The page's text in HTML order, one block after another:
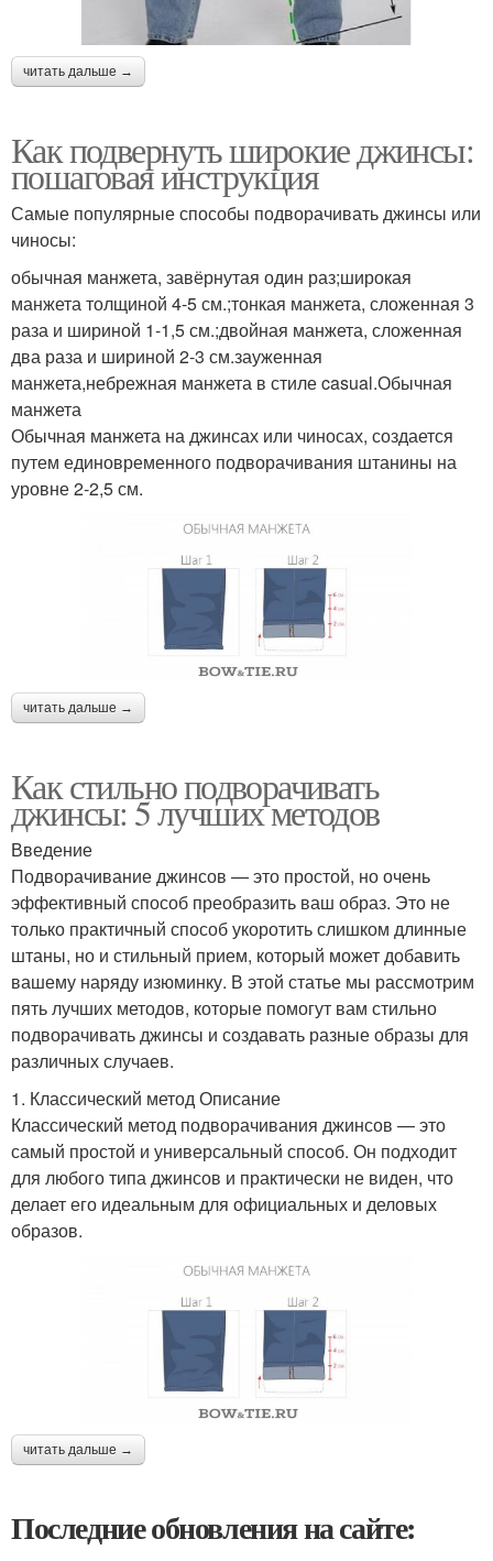
читать дальше →
Как подвернуть широкие джинсы:
пошаговая инструкция
Самые популярные способы подворачивать джинсы или
чиносы:
обычная манжета, завёрнутая один раз;широкая
манжета толщиной 4-5 см.;тонкая манжета, сложенная 3
раза и шириной 1-1,5 см.;двойная манжета, сложенная
два раза и шириной 2-3 см.зауженная
манжета,небрежная манжета в стиле casual.Обычная
манжета
Обычная манжета на джинсах или чиносах, создается
путем единовременного подворачивания штанины на
уровне 2-2,5 см.
читать дальше →
Как стильно подворачивать
джинсы: 5 лучших методов
Введение
Подворачивание джинсов — это простой, но очень
эффективный способ преобразить ваш образ. Это не
только практичный способ укоротить слишком длинные
штаны, но и стильный прием, который может добавить
вашему наряду изюминку. В этой статье мы рассмотрим
пять лучших методов, которые помогут вам стильно
подворачивать джинсы и создавать разные образы для
различных случаев.
1. Классический метод Описание
Классический метод подворачивания джинсов — это
самый простой и универсальный способ. Он подходит
для любого типа джинсов и практически не виден, что
делает его идеальным для официальных и деловых
образов.
читать дальше →
Последние обновления на сайте: